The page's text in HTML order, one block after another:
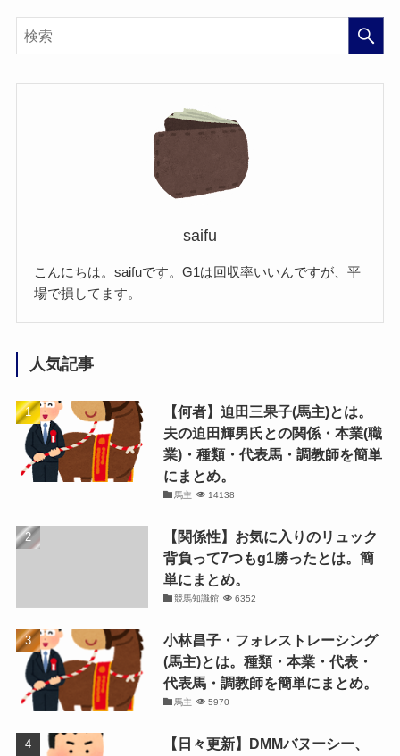
saifu
こんにちは。saifuです。G1は回収率いいんですが、平
場で損してます。
人気記事
【何者】迫田三果子(馬主)とは。
夫の迫田輝男氏との関係・本業(職
業)・種類・代表馬・調教師を簡単
にまとめ。
馬主 14138
【関係性】お気に入りのリュック
背負って7つもg1勝ったとは。簡
単にまとめ。
競馬知識館 6352
小林昌子・フォレストレーシング
(馬主)とは。種類・本業・代表・
代表馬・調教師を簡単にまとめ。
馬主 5970
【日々更新】DMMバヌーシー、